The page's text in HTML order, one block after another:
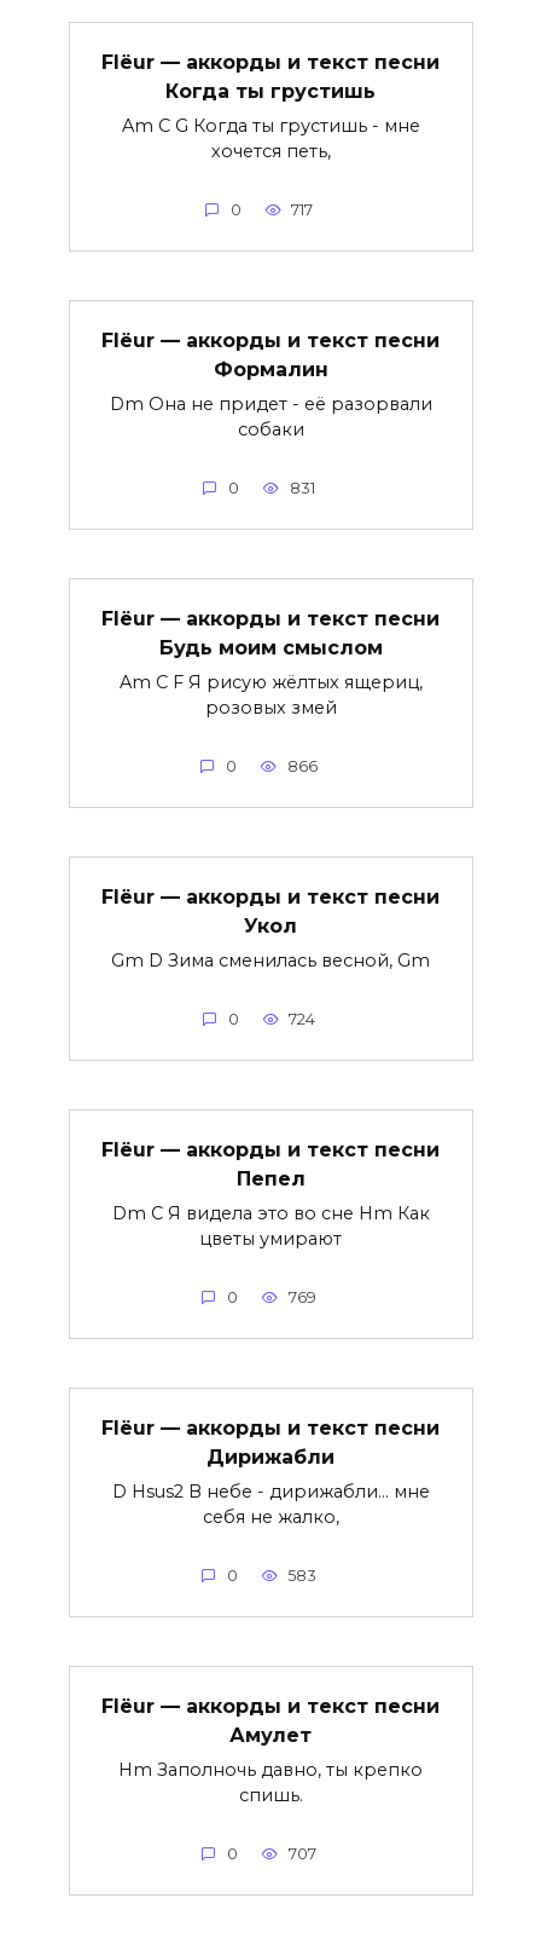
Flëur — аккорды и текст песни
Когда ты грустишь
Am C G Когда ты грустишь - мне
хочется петь,
0 717
Flëur — аккорды и текст песни
Формалин
Dm Она не придет - её разорвали
собаки
0 831
Flëur — аккорды и текст песни
Будь моим смыслом
Am C F Я рисую жёлтых ящериц,
розовых змей
0 866
Flëur — аккорды и текст песни
Укол
Gm D Зима сменилась весной, Gm
0 724
Flëur — аккорды и текст песни
Пепел
Dm C Я видела это во сне Hm Как
цветы умирают
0 769
Flëur — аккорды и текст песни
Дирижабли
D Hsus2 В небе - дирижабли... мне
себя не жалко,
0 583
Flëur — аккорды и текст песни
Амулет
Hm Заполночь давно, ты крепко
спишь.
0 707